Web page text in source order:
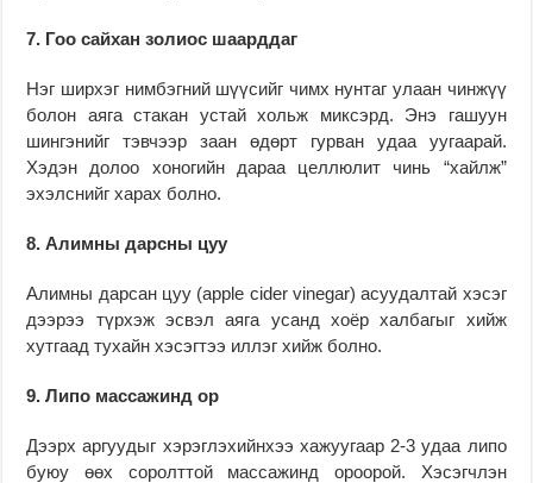
7. Гоо сайхан золиос шаарддаг
Нэг ширхэг нимбэгний шүүсийг чимх нунтаг улаан чинжүү
болон аяга стакан устай хольж миксэрд. Энэ гашуун
шингэнийг тэвчээр заан өдөрт гурван удаа уугаарай.
Хэдэн долоо хоногийн дараа целлюлит чинь “хайлж”
эхэлснийг харах болно.
8. Алимны дарсны цуу
Алимны дарсан цуу (apple cider vinegar) асуудалтай хэсэг
дээрээ түрхэж эсвэл аяга усанд хоёр халбагыг хийж
хутгаад тухайн хэсэгтээ иллэг хийж болно.
9. Липо массажинд ор
Дээрх аргуудыг хэрэглэхийнхээ хажуугаар 2-3 удаа липо
буюу өөх соролттой массажинд ороорой. Хэсэгчлэн